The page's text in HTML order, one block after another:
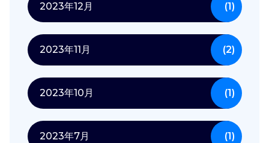
2023年12月 (1)
2023年11月 (2)
2023年10月 (1)
2023年7月 (1)